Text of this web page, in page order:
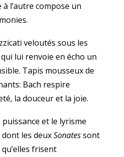
l’autre compose un
veloutés sous les
lui renvoie en écho un
Tapis mousseux de
Bach respire
la douceur et la joie.
et le lyrisme
les deuxSonatessont
frisent